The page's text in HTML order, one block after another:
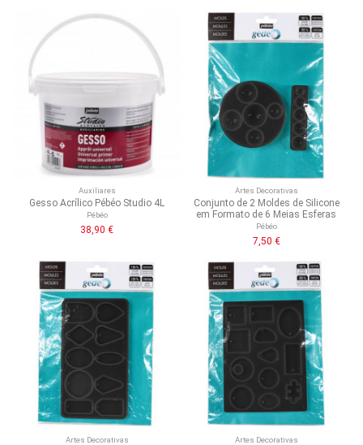
Auxiliares
Gesso Acrílico Pébéo Studio 4L
Pébéo
38,90 €
Artes Decorativas
Conjunto de 2 Moldes de Silicone
em Formato de 6 Meias Esferas
Pébéo
7,50 €
Artes Decorativas Artes Decorativas